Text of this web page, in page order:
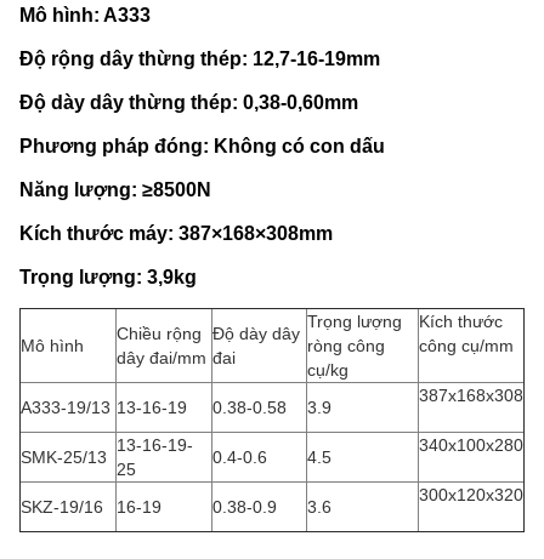
Mô hình: A333
Độ rộng dây thừng thép: 12,7-16-19mm
Độ dày dây thừng thép: 0,38-0,60mm
Phương pháp đóng: Không có con dấu
Năng lượng: ≥8500N
Kích thước máy: 387×168×308mm
Trọng lượng: 3,9kg
Mô hình
Chiều rộng
dây đai/mm
Độ dày dây
đai
Trọng lượng
ròng công
cụ/kg
Kích thước
công cụ/mm
A333-19/13 13-16-19 0.38-0.58 3.9
387x168x308
SMK-25/13
13-16-19-
25
0.4-0.6 4.5
340x100x280
SKZ-19/16 16-19 0.38-0.9 3.6
300x120x320